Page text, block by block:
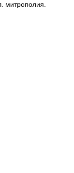
митрополия.